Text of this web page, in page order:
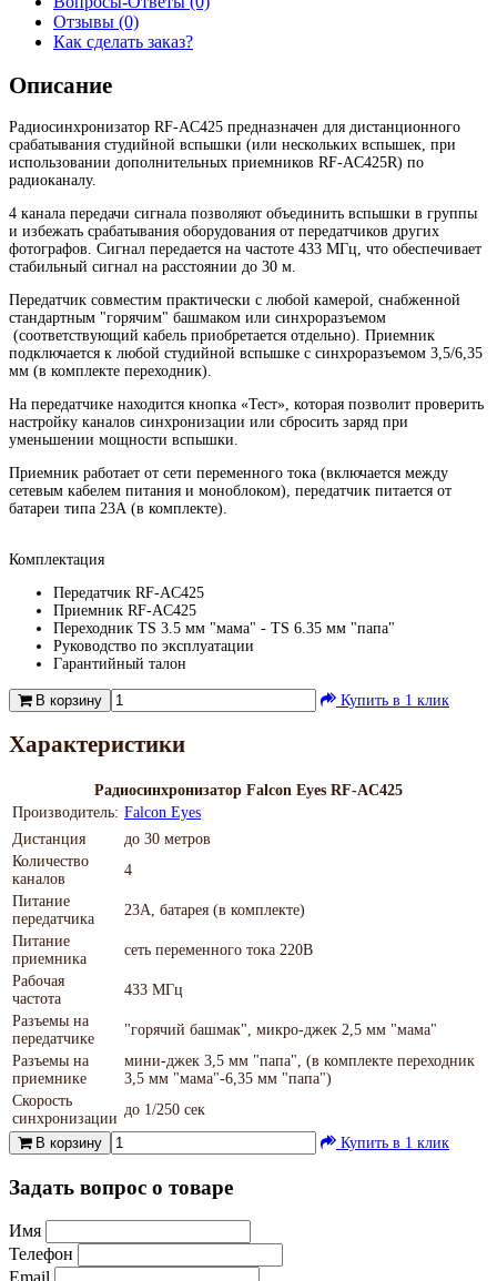
Отзывы (0)
Как сделать заказ?
Описание
Радиосинхронизатор RF-AC425 предназначен для дистанционного
срабатывания студийной вспышки (или нескольких вспышек, при
использовании дополнительных приемников RF-AC425R) по
радиоканалу.
4 канала передачи сигнала позволяют объединить вспышки в группы
и избежать срабатывания оборудования от передатчиков других
фотографов. Сигнал передается на частоте 433 МГц, что обеспечивает
стабильный сигнал на расстоянии до 30 м.
Передатчик совместим практически с любой камерой, снабженной
стандартным "горячим" башмаком или синхроразъемом
(соответствующий кабель приобретается отдельно). Приемник
подключается к любой студийной вспышке с синхроразъемом 3,5/6,35
мм (в комплекте переходник).
На передатчике находится кнопка «Тест», которая позволит проверить
настройку каналов синхронизации или сбросить заряд при
уменьшении мощности вспышки.
Приемник работает от сети переменного тока (включается между
сетевым кабелем питания и моноблоком), передатчик питается от
батареи типа 23А (в комплекте).
Комплектация
Передатчик RF-AC425
Приемник RF-AC425
Переходник TS 3.5 мм "мама" - TS 6.35 мм "папа"
Руководство по эксплуатации
Гарантийный талон
В корзину Купить в 1 клик
Характеристики
Радиосинхронизатор Falcon Eyes RF-AC425
Производитель: Falcon Eyes
Дистанция
до 30 метров
Количество
каналов
4
Питание
передатчика
23A, батарея (в комплекте)
Питание
приемника
сеть переменного тока 220В
Рабочая
частота
433 МГц
Разъемы на
передатчике
"горячий башмак", микро-джек 2,5 мм "мама"
Разъемы на
приемнике
мини-джек 3,5 мм "папа", (в комплекте переходник
3,5 мм "мама"-6,35 мм "папа")
Скорость
синхронизации
до 1/250 сек
В корзину
Купить в 1 клик
Задать вопрос о товаре
Имя
Телефон